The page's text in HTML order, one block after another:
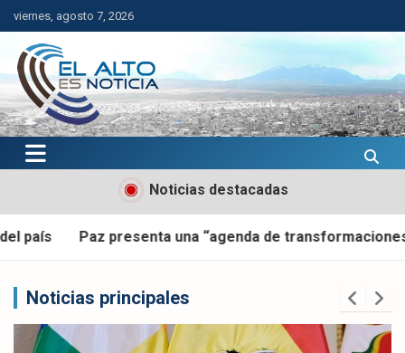
Saltar
al
contenido
viernes, agosto 7, 2026
El Alto es Noticia
Últimas noticias de El Alto, Bolivia y el mundo.
Noticias destacadas
una “agenda de transformaciones” con proyectos
Noticias principales